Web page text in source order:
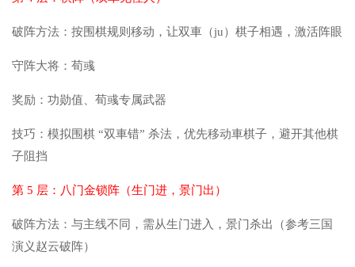
破阵方法：按围棋规则移动，让双車（ju）棋子相遇，激活阵眼
守阵大将：荀彧
奖励：功勋值、荀彧专属武器
技巧：模拟围棋 “双車错” 杀法，优先移动車棋子，避开其他棋
子阻挡
第 5 层：八门金锁阵（生门进，景门出）
破阵方法：与主线不同，需从生门进入，景门杀出（参考三国
演义赵云破阵）